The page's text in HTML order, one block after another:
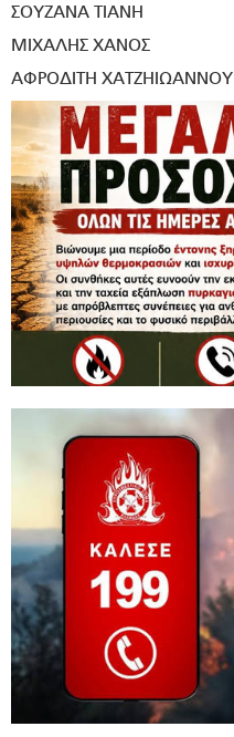
ΣΟΥΖΑΝΑ ΤΙΑΝΗ
ΜΙΧΑΛΗΣ ΧΑΝΟΣ
ΑΦΡΟΔΙΤΗ ΧΑΤΖΗΙΩΑΝΝΟΥ